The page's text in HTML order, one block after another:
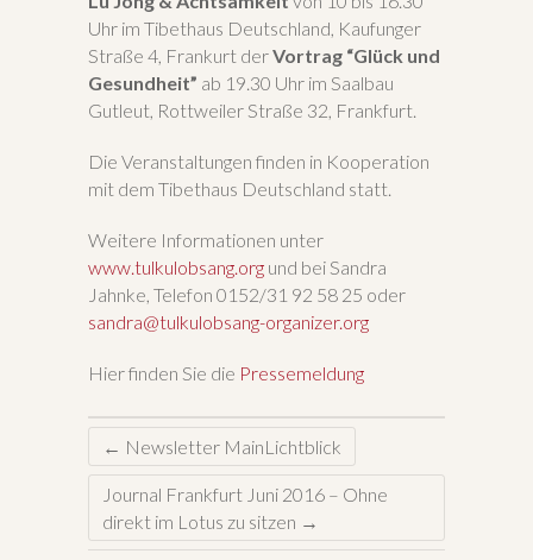
Uhr im Tibethaus Deutschland, Kaufunger
Straße 4, Frankurt derVortrag “Glück und
Gesundheit” ab 19.30 Uhr im Saalbau
Gutleut, Rottweiler Straße 32, Frankfurt.
Die Veranstaltungen finden in Kooperation
mit dem Tibethaus Deutschland statt.
Weitere Informationen unter
www.tulkulobsang.org und bei Sandra
Jahnke, Telefon 0152/31 92 58 25 oder
sandra@tulkulobsang-organizer.org
Hier finden Sie die Pressemeldung
← Newsletter MainLichtblick
Journal Frankfurt Juni 2016 – Ohne
direkt im Lotus zu sitzen →